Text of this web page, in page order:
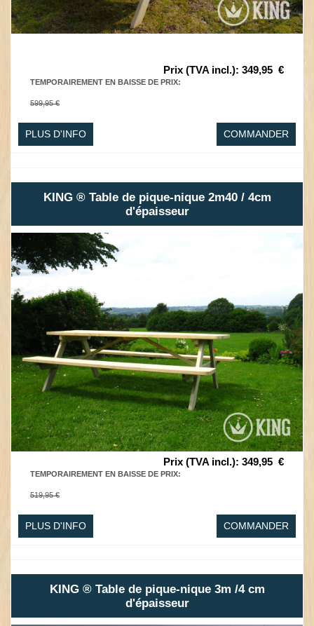
Prix (TVA incl.): 349,95 €
TEMPORAIREMENT EN BAISSE DE PRIX:
599,95 €
PLUS D'INFO COMMANDER
KING ® Table de pique-nique 2m40 / 4cm
d'épaisseur
Prix (TVA incl.): 349,95 €
TEMPORAIREMENT EN BAISSE DE PRIX:
519,95 €
PLUS D'INFO COMMANDER
KING ® Table de pique-nique 3m /4 cm
d'épaisseur